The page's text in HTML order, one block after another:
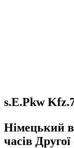
s.E.Pkw
Німецький
часів Другої